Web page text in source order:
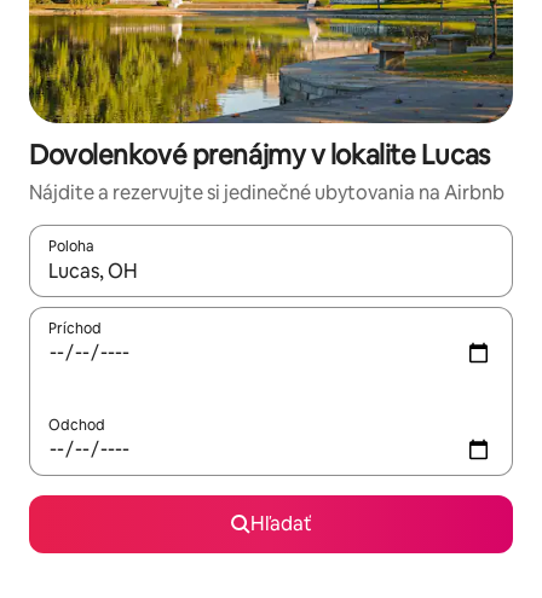
Dovolenkové prenájmy v lokalite Lucas
Nájdite a rezervujte si jedinečné ubytovania na Airbnb
Poloha
Keď budú výsledky k dispozícii, môžete si ich prechádzať
Príchod
Odchod
Hľadať